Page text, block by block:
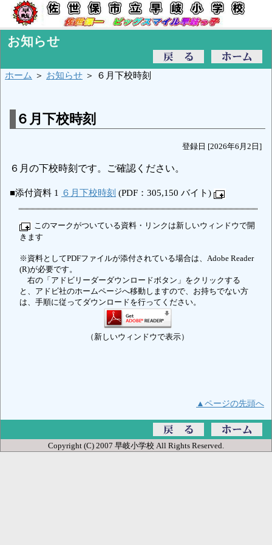
お知らせ
ホーム ＞ お知らせ ＞ ６月下校時刻
６月下校時刻
登録日 [2026年6月2日]
６月の下校時刻です。ご確認ください。
■添付資料 1 ６月下校時刻 (PDF：305,150 バイト)
このマークがついている資料・リンクは新しいウィンドウで開
きます
※資料としてPDFファイルが添付されている場合は、Adobe Reader
(R)が必要です。
右の「アドビリーダーダウンロードボタン」をクリックする
と、アドビ社のホームページへ移動しますので、お持ちでない方
は、手順に従ってダウンロードを行ってください。
（新しいウィンドウで表示）
▲ページの先頭へ
Copyright (C) 2007 早岐小学校 All Rights Reserved.